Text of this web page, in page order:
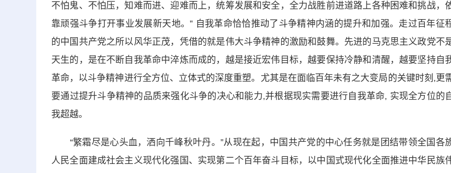
不怕鬼、不怕压，知难而进、迎难而上，统筹发展和安全，全力战胜前进道路上各种困难和挑战，
靠顽强斗争打开事业发展新天地。” 自我革命恰恰推动了斗争精神内涵的提升和加强。走过百年征
的中国共产党之所以风华正茂，凭借的就是伟大斗争精神的激励和鼓舞。先进的马克思主义政党不
天生的，是在不断自我革命中淬炼而成的，越是接近宏伟目标，越要保持冷静和清醒，越要坚持自
革命，以斗争精神进行全方位、立体式的深度重塑。尤其是在面临百年未有之大变局的关键时刻,更
要通过提升斗争精神的品质来强化斗争的决心和能力,并根据现实需要进行自我革命, 实现全方位的
我超越。
“繁霜尽是心头血，洒向千峰秋叶丹。”从现在起，中国共产党的中心任务就是团结带领全国各
人民全面建成社会主义现代化强国、实现第二个百年奋斗目标，以中国式现代化全面推进中华民族